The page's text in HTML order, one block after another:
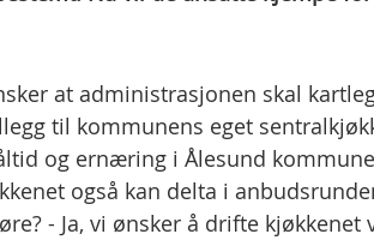
at administrasjonen skal
til kommunens eget
og ernæring i Ålesund
også kan delta i
- Ja, vi ønsker å drifte